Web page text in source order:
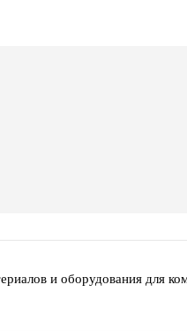
и оборудования для